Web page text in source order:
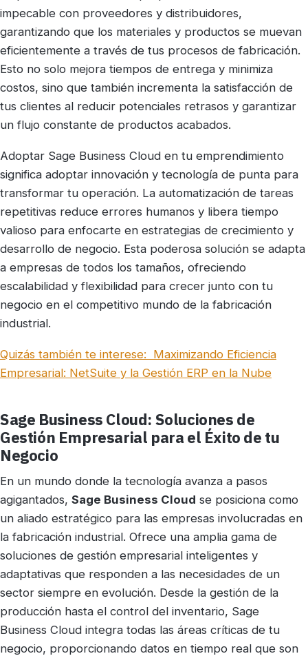
impecable con proveedores y distribuidores,
garantizando que los materiales y productos se muevan
eficientemente a través de tus procesos de fabricación.
Esto no solo mejora tiempos de entrega y minimiza
costos, sino que también incrementa la satisfacción de
tus clientes al reducir potenciales retrasos y garantizar
un flujo constante de productos acabados.
Adoptar Sage Business Cloud en tu emprendimiento
significa adoptar innovación y tecnología de punta para
transformar tu operación. La automatización de tareas
repetitivas reduce errores humanos y libera tiempo
valioso para enfocarte en estrategias de crecimiento y
desarrollo de negocio. Esta poderosa solución se adapta
a empresas de todos los tamaños, ofreciendo
escalabilidad y flexibilidad para crecer junto con tu
negocio en el competitivo mundo de la fabricación
industrial.
Quizás también te interese: Maximizando Eficiencia
Empresarial: NetSuite y la Gestión ERP en la Nube
Sage Business Cloud: Soluciones de
Gestión Empresarial para el Éxito de tu
Negocio
En un mundo donde la tecnología avanza a pasos
agigantados, Sage Business Cloud se posiciona como
un aliado estratégico para las empresas involucradas en
la fabricación industrial. Ofrece una amplia gama de
soluciones de gestión empresarial inteligentes y
adaptativas que responden a las necesidades de un
sector siempre en evolución. Desde la gestión de la
producción hasta el control del inventario, Sage
Business Cloud integra todas las áreas críticas de tu
negocio, proporcionando datos en tiempo real que son